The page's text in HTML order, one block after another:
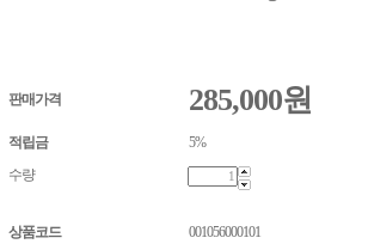
판매가격 285,000원
적립금
5%
수량
상품코드
001056000101